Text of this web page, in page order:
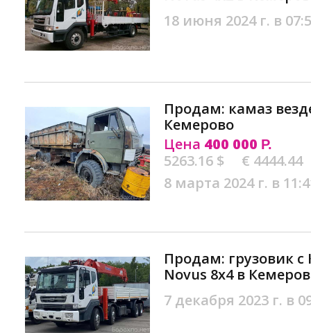
18 июня 2024 г. в
Продам: камаз
Кемерово
Цена 400 000 Р.
5263.16 $
€ 4444.44
8 марта 2024 г. в
Продам: грузовик с
Novus 8х4 в
7 декабря 2023 г. в